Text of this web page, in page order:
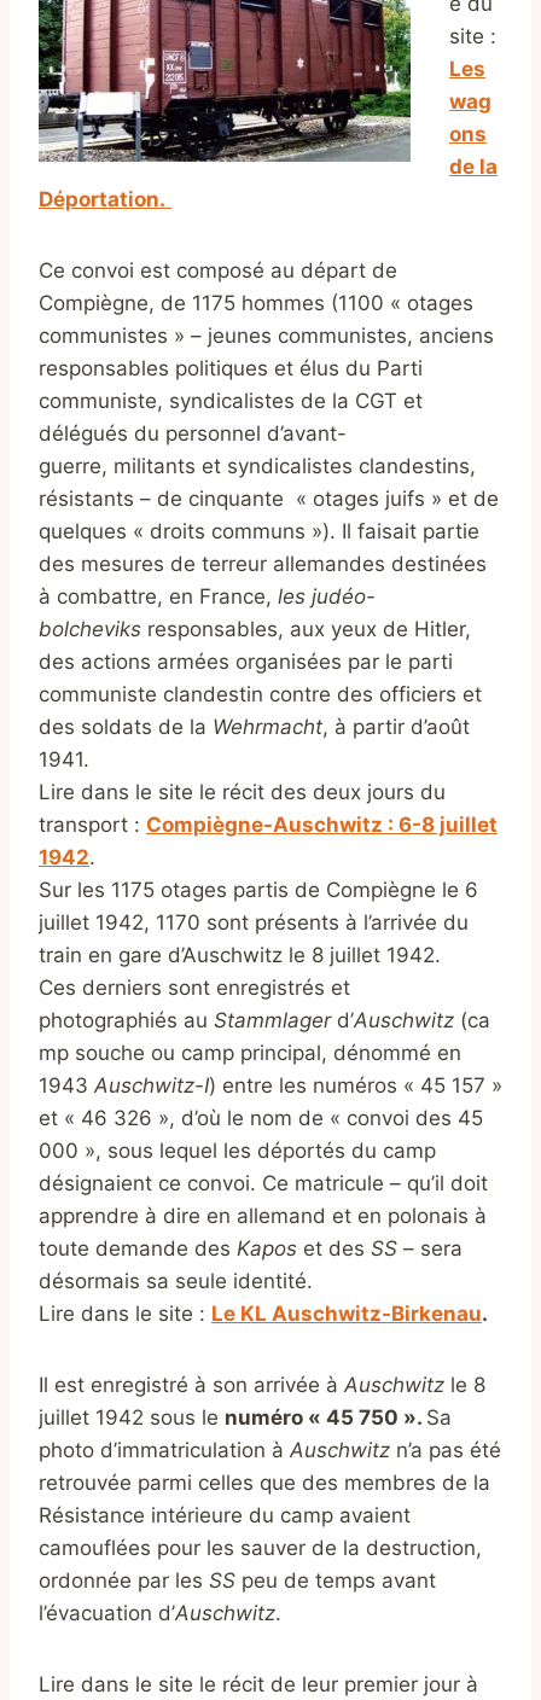
site :
Les
wag
ons
de la
Déportation.
Ce convoi est composé au départ de
Compiègne, de 1175 hommes (1100 « otages
communistes » – jeunes communistes, anciens
responsables politiques et élus du Parti
communiste, syndicalistes de la CGT et
délégués du personnel d’avant-
guerre, militants et syndicalistes clandestins,
résistants – de cinquante « otages juifs » et de
quelques « droits communs »). Il faisait partie
des mesures de terreur allemandes destinées
à combattre, en France, les judéo-
bolcheviks responsables, aux yeux de Hitler,
des actions armées organisées par le parti
communiste clandestin contre des officiers et
des soldats de la Wehrmacht, à partir d’août
1941.
Lire dans le site le récit des deux jours du
transport : Compiègne-Auschwitz : 6-8 juillet
1942.
Sur les 1175 otages partis de Compiègne le 6
juillet 1942, 1170 sont présents à l’arrivée du
train en gare d’Auschwitz le 8 juillet 1942.
Ces derniers sont enregistrés et
photographiés au Stammlagerd’Auschwitz (ca
mp souche ou camp principal, dénommé en
1943 Auschwitz-I) entre les numéros « 45 157 »
et « 46 326 », d’où le nom de « convoi des 45
000 », sous lequel les déportés du camp
désignaient ce convoi. Ce matricule – qu’il doit
apprendre à dire en allemand et en polonais à
toute demande des Kapos et des SS – sera
désormais sa seule identité.
Lire dans le site : Le KL Auschwitz-Birkenau.
Il est enregistré à son arrivée à Auschwitz le 8
juillet 1942 sous le numéro « 45 750 ». Sa
photo d’immatriculation à Auschwitz n’a pas été
retrouvée parmi celles que des membres de la
Résistance intérieure du camp avaient
camouflées pour les sauver de la destruction,
ordonnée par les SS peu de temps avant
l’évacuation d’Auschwitz.
Lire dans le site le récit de leur premier jour à